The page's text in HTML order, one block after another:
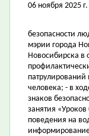
06 ноября 2025 г.
безопасности
мэрии города
Новосибирска
человека; - в
знаков
занятия
поведения на